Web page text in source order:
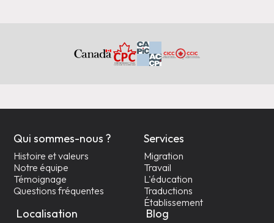
Qui sommes-nous ?
Histoire et valeurs
Notre équipe
Témoignage
Questions fréquentes
Services
Migration
Travail
L'éducation
Traductions
Établissement
Localisation Blog